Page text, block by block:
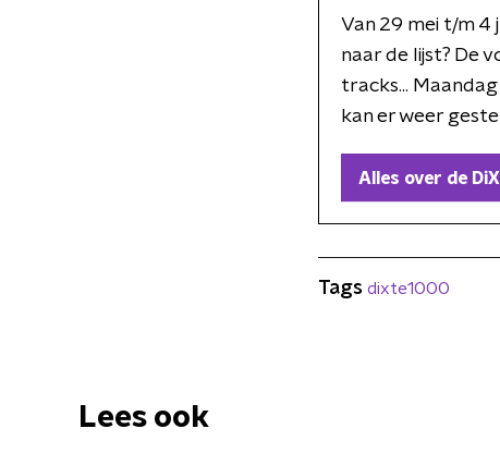
Van 29 mei t/m 4
naar de lijst? De
tracks...
kan er weer
Alles over de
Tags dixte1000
Lees ook